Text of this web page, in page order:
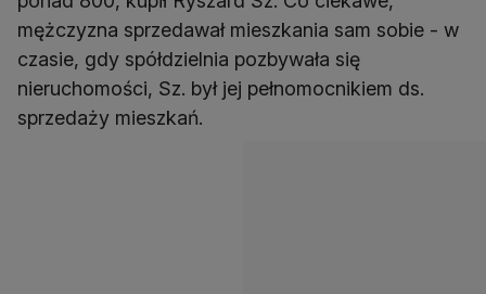
mężczyzna sprzedawał mieszkania sam sobie - w
czasie, gdy spółdzielnia pozbywała się
nieruchomości, Sz. był jej pełnomocnikiem ds.
sprzedaży mieszkań.